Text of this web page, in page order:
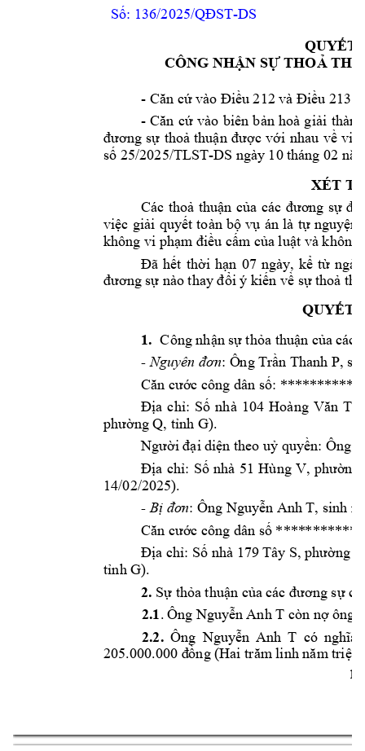
1
Số: 136/2025/QĐST-DS
QUYẾT
CÔNG NHẬN SỰ THOẢ
- Căn cứ vào Điều 212 và Điều 213
- Căn cứ vào biên bản hoà giải
đương sự thoả thuận được với nhau về
số 25/2025/TLST-DS ngày 10 tháng 02
XÉT
Các thoả thuận của các đương sự
việc giải quyết toàn bộ vụ án là tự nguyện;
không vi phạm điều cấm của luật và không
Đã hết thời hạn 07 ngày, kể từ
đương sự nào thay đổi ý kiến về sự thoả
QUYẾT
1. Công nhận sự thỏa thuận của các
- Nguyên đơn: Ông Trần Thanh P, s
Căn cước công dân số: ***
Địa chỉ: Số nhà 104 Hoàng Văn T
phường Q, tỉnh G).
Người đại diện theo uỷ quyền: Ông
Địa chỉ: Số nhà 51 Hùng V, phường
14/02/2025).
- Bị đơn: Ông Nguyễn Anh T, sinh n
Căn cước công dân số ************
Địa chỉ: Số nhà 179 Tây S, phường
tỉnh G).
2. Sự thỏa thuận của các đương sự
2.1. Ông Nguyễn Anh T còn nợ ông
2.2. Ông Nguyễn Anh T có nghĩa
205.000.000 đồng (Hai trăm linh năm triệu